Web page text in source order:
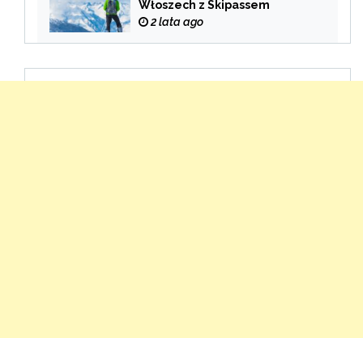
Włoszech z Skipassem
2 lata ago